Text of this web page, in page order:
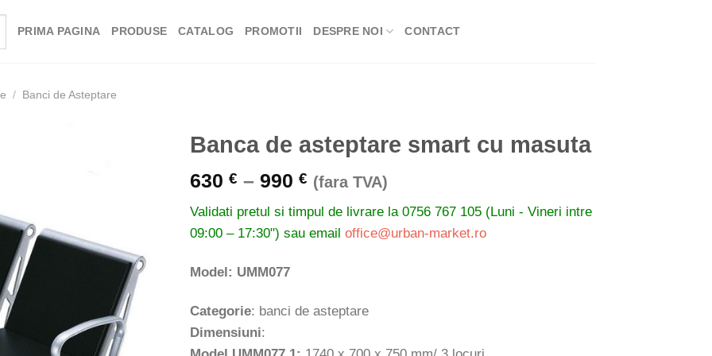
PRIMA PAGINA PRODUSE CATALOG PROMOTII DESPRE NOI CONTACT
/ Banci de Asteptare
Banca de asteptare smart cu masuta
630 € – 990 € Interval
prețuri:
630 €
(fara TVA)
Validati pretul si timpul de livrare la 0756 767 105 (Luni - Vineri intre
09:00 – 17:30") sau email office@urban-market.ro
Model: UMM077
Categorie: banci de asteptare
Dimensiuni: